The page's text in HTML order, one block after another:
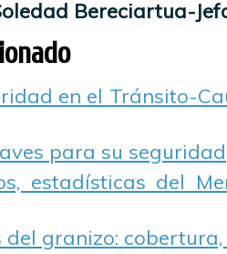
Bereciartua-
en el Tránsito-
para su seguridad
estadísticas del
del granizo: